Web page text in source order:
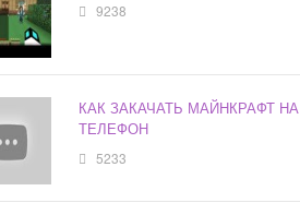
9238
КАК ЗАКАЧАТЬ МАЙНКРАФТ НА
ТЕЛЕФОН
5233